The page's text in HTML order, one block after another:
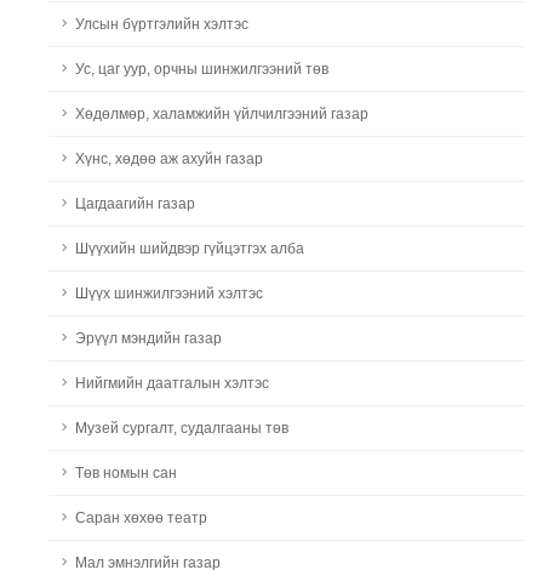
Улсын бүртгэлийн хэлтэс
Ус, цаг уур, орчны шинжилгээний төв
Хөдөлмөр, халамжийн үйлчилгээний газар
Хүнс, хөдөө аж ахуйн газар
Цагдаагийн газар
Шүүхийн шийдвэр гүйцэтгэх алба
Шүүх шинжилгээний хэлтэс
Эрүүл мэндийн газар
Нийгмийн даатгалын хэлтэс
Музей сургалт, судалгааны төв
Төв номын сан
Саран хөхөө театр
Мал эмнэлгийн газар